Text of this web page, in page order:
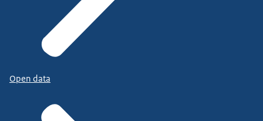
Open data